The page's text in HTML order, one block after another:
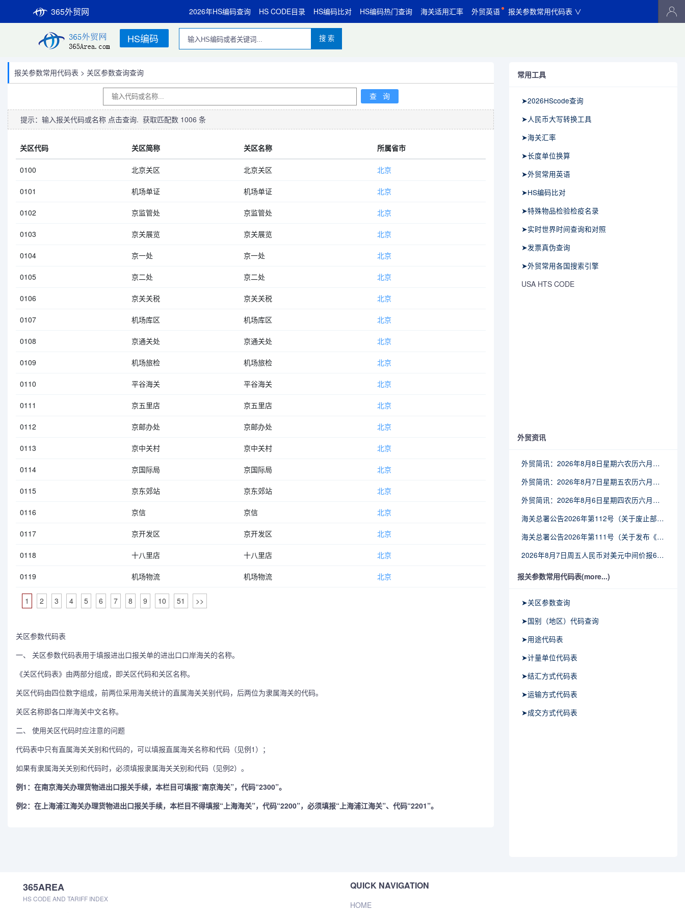
365外贸网 2026年HS编码查询 HS CODE目录 HS编码比对 HS编码热门查询 海关适用汇率 外贸英语 报关参数常用代码表 ∨
HS编码 搜 索
报关参数常用代码表 > 关区参数查询查询
提示：输入报关代码或名称 点击查询. 获取匹配数 1006 条
关区代码 关区简称 关区名称 所属省市
0100 北京关区 北京关区 北京
0101 机场单证 机场单证 北京
0102 京监管处 京监管处 北京
0103 京关展览 京关展览 北京
0104 京一处 京一处 北京
0105 京二处 京二处 北京
0106 京关关税 京关关税 北京
0107 机场库区 机场库区 北京
0108 京通关处 京通关处 北京
0109 机场旅检 机场旅检 北京
0110 平谷海关 平谷海关 北京
0111 京五里店 京五里店 北京
0112 京邮办处 京邮办处 北京
0113 京中关村 京中关村 北京
0114 京国际局 京国际局 北京
0115 京东郊站 京东郊站 北京
0116 京信 京信 北京
0117 京开发区 京开发区 北京
0118 十八里店 十八里店 北京
0119 机场物流 机场物流 北京
1 2 3 4 5 6 7 8 9 10 51 >>
关区参数代码表
一、 关区参数代码表用于填报进出口报关单的进出口口岸海关的名称。
《关区代码表》由两部分组成，即关区代码和关区名称。
关区代码由四位数字组成，前两位采用海关统计的直属海关关别代码，后两位为隶属海关的代码。
关区名称即各口岸海关中文名称。
二、 使用关区代码时应注意的问题
代码表中只有直属海关关别和代码的，可以填报直属海关名称和代码（见例1）；
如果有隶属海关关别和代码时，必须填报隶属海关关别和代码（见例2）。
例1：在南京海关办理货物进出口报关手续，本栏目可填报“南京海关”，代码“2300”。
例2：在上海浦江海关办理货物进出口报关手续，本栏目不得填报“上海海关”，代码“2200”，必须填报“上海浦江海关”、代码“2201”。
常用工具
➤2026HScode查询
➤人民币大写转换工具
➤海关汇率
➤长度单位换算
➤外贸常用英语
➤HS编码比对
➤特殊物品检验检疫名录
➤实时世界时间查询和对照
➤发票真伪查询
➤外贸常用各国搜索引擎
USA HTS CODE
外贸资讯
外贸简讯：2026年8月8日星期六农历六月廿六
外贸简讯：2026年8月7日星期五农历六月廿五
外贸简讯：2026年8月6日星期四农历六月廿四
海关总署公告2026年第112号（关于废止部分卫生检疫类规范性文件的公告）
海关总署公告2026年第111号（关于发布《进出境动植物检疫处理监督管理工作规定》《进出境卫生处理监督管理工作规定》的公告）
2026年8月7日周五人民币对美元中间价报6.7904调贬9个基点
报关参数常用代码表(more...)
➤关区参数查询
➤国别（地区）代码查询
➤用途代码表
➤计量单位代码表
➤结汇方式代码表
➤运输方式代码表
➤成交方式代码表
365AREA
HS CODE AND TARIFF INDEX
QUICK NAVIGATION
HOME